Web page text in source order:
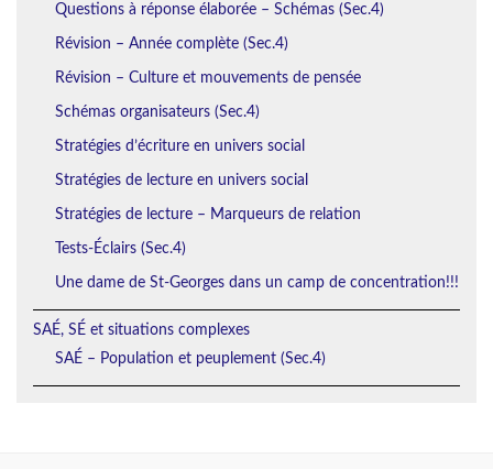
Questions à réponse élaborée – Schémas (Sec.4)
Révision – Année complète (Sec.4)
Révision – Culture et mouvements de pensée
Schémas organisateurs (Sec.4)
Stratégies d’écriture en univers social
Stratégies de lecture en univers social
Stratégies de lecture – Marqueurs de relation
Tests-Éclairs (Sec.4)
Une dame de St-Georges dans un camp de concentration!!!
SAÉ, SÉ et situations complexes
SAÉ – Population et peuplement (Sec.4)